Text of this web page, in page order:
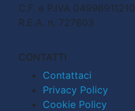
C.F. e P.IVA 04998911210
R.E.A. n. 727803
CONTATTI
Contattaci
Privacy Policy
Cookie Policy